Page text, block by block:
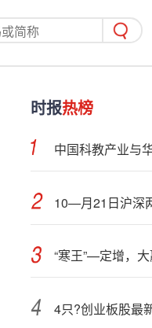
时报热榜
“寒王”—定增，
4只?创业板股最